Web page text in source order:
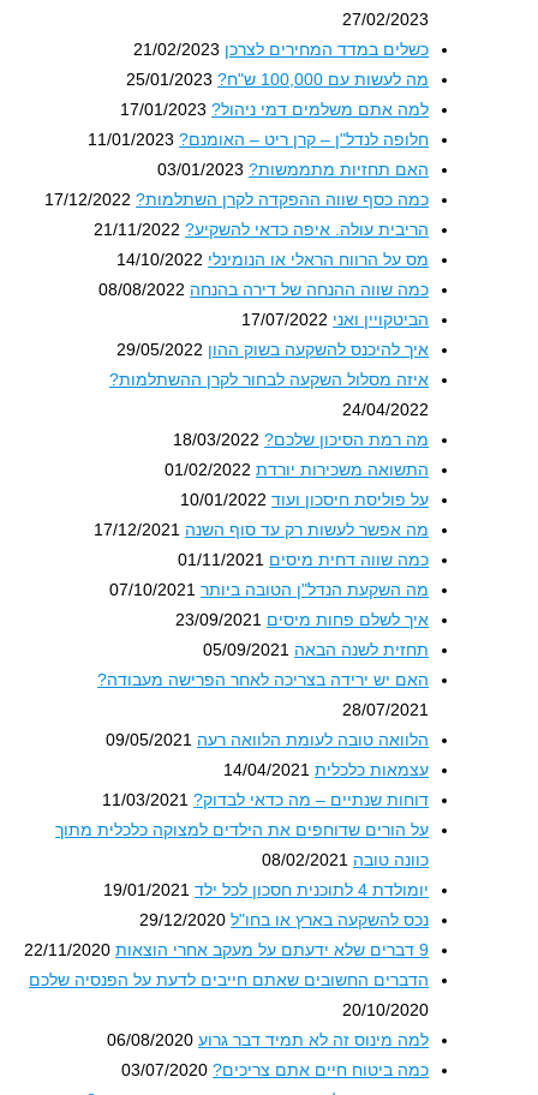
27/02/2023
כשלים במדד המחירים לצרכן 21/02/2023
מה לעשות עם 100,000 ש"ח?
25/01/2023
למה אתם משלמים דמי ניהול? 17/01/2023
חלופה לנדל"ן – קרן ריט – האומנם? 11/01/2023
האם תחזיות מתממשות? 03/01/2023
כמה כסף שווה ההפקדה לקרן השתלמות? 17/12/2022
הריבית עולה. איפה כדאי להשקיע? 21/11/2022
מס על הרווח הראלי או הנומינלי 14/10/2022
כמה שווה ההנחה של דירה בהנחה 08/08/2022
הביטקויין ואני 17/07/2022
איך להיכנס להשקעה בשוק ההון 29/05/2022
איזה מסלול השקעה לבחור לקרן ההשתלמות?
24/04/2022
מה רמת הסיכון שלכם? 18/03/2022
התשואה משכירות יורדת 01/02/2022
על פוליסת חיסכון ועוד 10/01/2022
מה אפשר לעשות רק עד סוף השנה 17/12/2021
כמה שווה דחית מיסים 01/11/2021
מה השקעת הנדל"ן הטובה ביותר 07/10/2021
איך לשלם פחות מיסים 23/09/2021
תחזית לשנה הבאה 05/09/2021
האם יש ירידה בצריכה לאחר הפרישה מעבודה?
28/07/2021
הלוואה טובה לעומת הלוואה רעה 09/05/2021
עצמאות כלכלית 14/04/2021
דוחות שנתיים – מה כדאי לבדוק? 11/03/2021
על הורים שדוחפים את הילדים למצוקה כלכלית מתוך
08/02/2021
יומולדת 4 לתוכנית חסכון לכל ילד
19/01/2021
נכס להשקעה בארץ או בחו"ל 29/12/2020
22/11/2020
הדברים החשובים שאתם חייבים לדעת על הפנסיה שלכם
20/10/2020
למה מינוס זה לא תמיד דבר גרוע 06/08/2020
כמה ביטוח חיים אתם צריכים? 03/07/2020